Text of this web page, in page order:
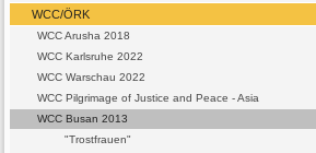
WCC/ÖRK
WCC Arusha 2018
WCC Karlsruhe 2022
WCC Warschau 2022
WCC Pilgrimage of Justice and Peace - Asia
WCC Busan 2013
"Trostfrauen"